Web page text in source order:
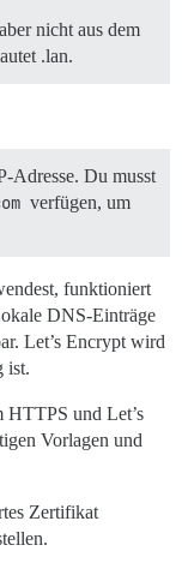
nicht aus dem
.lan.
Adresse. Du musst
verfügen, um
funktioniert
DNS-Einträge
Let’s Encrypt wird
ist.
HTTPS und Let’s
Vorlagen und
Zertifikat